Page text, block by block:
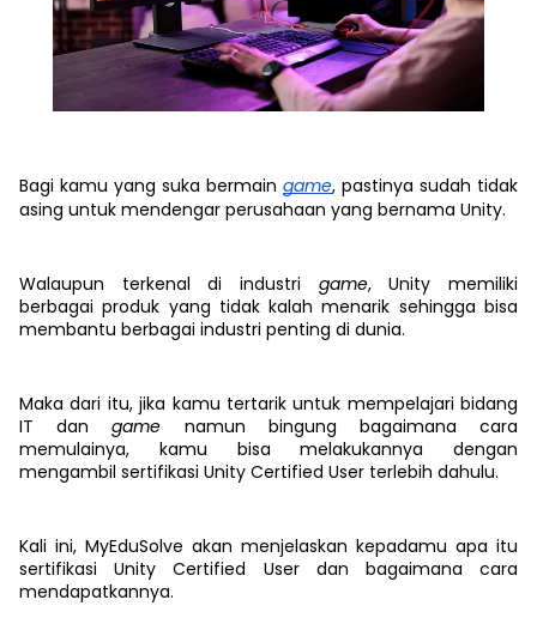
Bagi kamu yang suka bermain game, pastinya sudah tidak
asing untuk mendengar perusahaan yang bernama Unity.
Walaupun terkenal di industri game, Unity memiliki
berbagai produk yang tidak kalah menarik sehingga bisa
membantu berbagai industri penting di dunia.
Maka dari itu, jika kamu tertarik untuk mempelajari bidang
IT dangame namun bingung bagaimana cara
memulainya, kamu bisa melakukannya dengan
mengambil sertifikasi Unity Certified User terlebih dahulu.
Kali ini, MyEduSolve akan menjelaskan kepadamu apa itu
sertifikasi Unity Certified User dan bagaimana cara
mendapatkannya.